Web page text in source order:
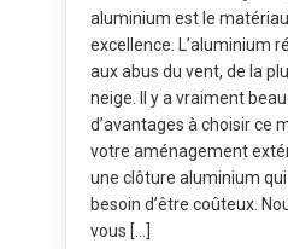
aluminium est le
excellence. L’aluminium
aux abus du vent, de la
neige. Il y a vraiment
d’avantages à choisir ce
votre aménagement
une clôture aluminium qui
besoin d’être coûteux.
vous […]